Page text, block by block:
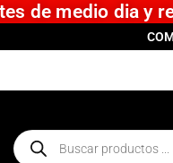
de medio dia y